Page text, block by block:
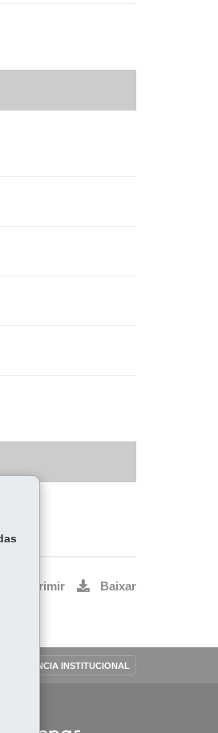
Imprimir Baixar
INSTITUCIONAL